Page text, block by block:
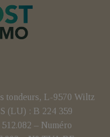
tondeurs, L-9570 Wiltz
(LU) : B 224 359
– Numéro